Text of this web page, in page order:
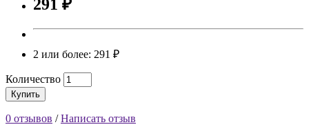
291 ₽
2 или более: 291 ₽
Количество
Купить
0 отзывов /Написать отзыв